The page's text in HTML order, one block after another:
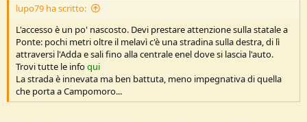
lupo79 ha scritto:
L'accesso è un po' nascosto. Devi prestare attenzione sulla statale a
Ponte: pochi metri oltre il melavì c'è una stradina sulla destra, di lì
attraversi l'Adda e sali fino alla centrale enel dove si lascia l'auto.
Trovi tutte le infoqui
La strada è innevata ma ben battuta, meno impegnativa di quella
che porta a Campomoro...